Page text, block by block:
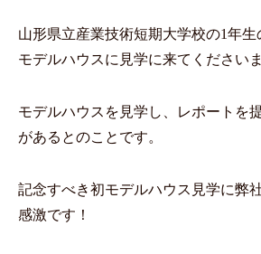
山形県立産業技術短期大学校の1年
モデルハウスに見学に来てください
モデルハウスを見学し、レポートを
があるとのことです。
記念すべき初モデルハウス見学に弊
感激です！